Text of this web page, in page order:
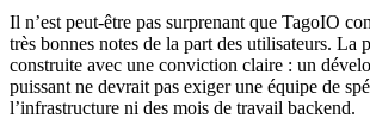
Il n’est peut-être pas surprenant que TagoIO
très bonnes notes de la part des utilisateurs. La
construite avec une conviction claire : un
puissant ne devrait pas exiger une équipe de
l’infrastructure ni des mois de travail backend.